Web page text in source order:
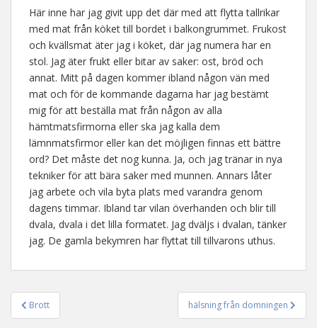
Här inne har jag givit upp det där med att flytta tallrikar
med mat från köket till bordet i balkongrummet. Frukost
och kvällsmat äter jag i köket, där jag numera har en
stol. Jag äter frukt eller bitar av saker: ost, bröd och
annat. Mitt på dagen kommer ibland någon vän med
mat och för de kommande dagarna har jag bestämt
mig för att beställa mat från någon av alla
hämtmatsfirmorna eller ska jag kalla dem
lämnmatsfirmor eller kan det möjligen finnas ett bättre
ord? Det måste det nog kunna. Ja, och jag tränar in nya
tekniker för att bära saker med munnen. Annars låter
jag arbete och vila byta plats med varandra genom
dagens timmar. Ibland tar vilan överhanden och blir till
dvala, dvala i det lilla formatet. Jag dväljs i dvalan, tänker
jag. De gamla bekymren har flyttat till tillvarons uthus.
Inläggsnavigering
Brott hälsning från domningen